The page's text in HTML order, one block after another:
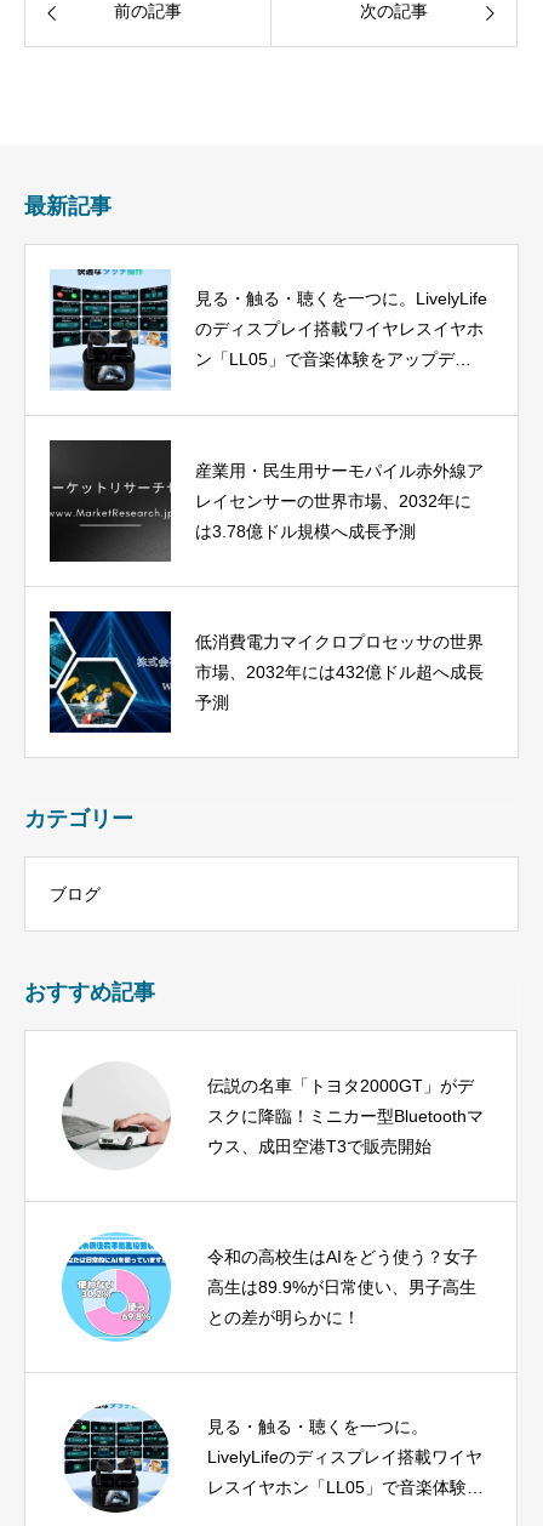
前の記事 次の記事
最新記事
見る・触る・聴くを一つに。LivelyLife
のディスプレイ搭載ワイヤレスイヤホ
ン「LL05」で音楽体験をアップデー
産業用・民生用サーモパイル赤外線ア
レイセンサーの世界市場、2032年に
は3.78億ドル規模へ成長予測
低消費電力マイクロプロセッサの世界
市場、2032年には432億ドル超へ成長
予測
カテゴリー
ブログ
おすすめ記事
伝説の名車「トヨタ2000GT」がデ
スクに降臨！ミニカー型Bluetoothマ
ウス、成田空港T3で販売開始
令和の高校生はAIをどう使う？女子
高生は89.9%が日常使い、男子高生
との差が明らかに！
見る・触る・聴くを一つに。
LivelyLifeのディスプレイ搭載ワイヤ
レスイヤホン「LL05」で音楽体験を